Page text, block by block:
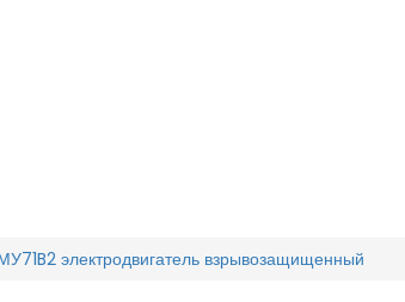
электродвигатель взрывозащищенный